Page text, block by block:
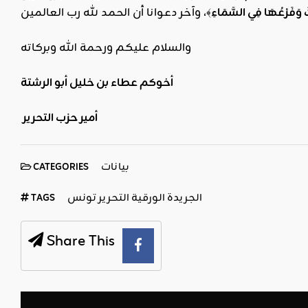
وَفَرْعُهَا فِي السَّمَاءِ
والسلام عليكم ورحمة الله وبركاته
أخوكم عطاء بن خليل أبو الرشتة
CATEGORIES بيانات
TAGS الجريدة الورقية التحرير تونس
Share This